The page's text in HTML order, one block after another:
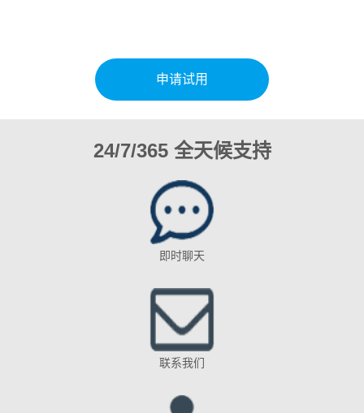
申请试用
24/7/365 全天候支持
即时聊天
联系我们